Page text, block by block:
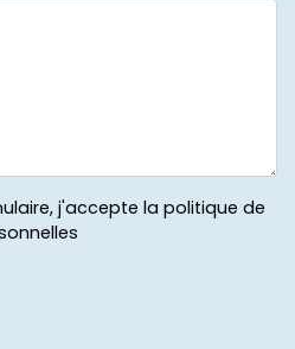
j'accepte la politique de